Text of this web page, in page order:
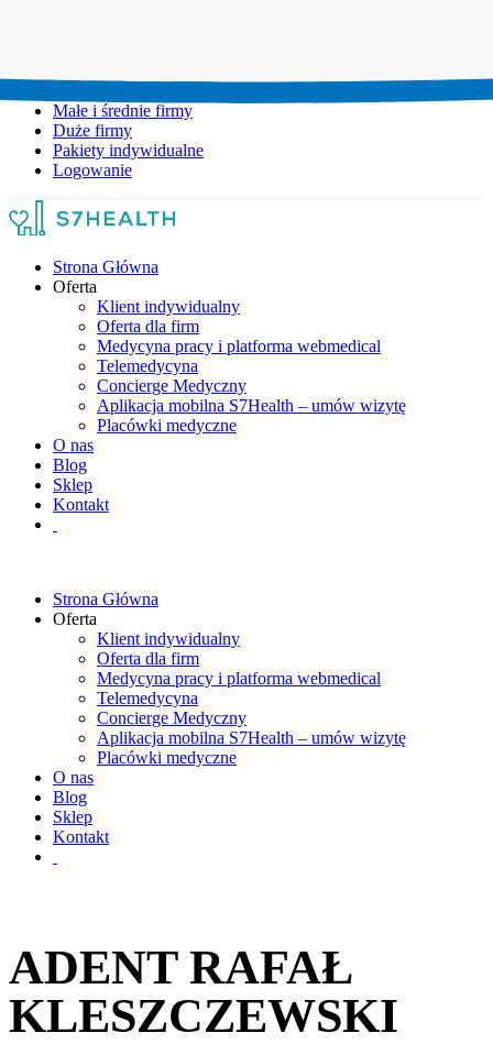
Małe i średnie firmy
Duże firmy
Pakiety indywidualne
Logowanie
Strona Główna
Oferta
Klient indywidualny
Oferta dla firm
Medycyna pracy i platforma webmedical
Telemedycyna
Concierge Medyczny
Aplikacja mobilna S7Health – umów wizytę
Placówki medyczne
O nas
Blog
Sklep
Kontakt
Strona Główna
Oferta
Klient indywidualny
Oferta dla firm
Medycyna pracy i platforma webmedical
Telemedycyna
Concierge Medyczny
Aplikacja mobilna S7Health – umów wizytę
Placówki medyczne
O nas
Blog
Sklep
Kontakt
ADENT RAFAŁ
KLESZCZEWSKI